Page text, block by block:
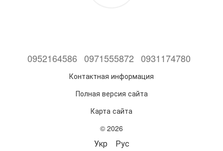
0952164586 0971555872 0931174780
Контактная информация
Полная версия сайта
Карта сайта
© 2026
Укр Рус